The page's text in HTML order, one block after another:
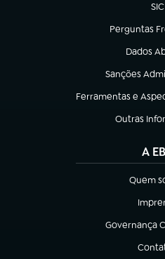
SIC
Perguntas
(abre em
Dados
(abre em
Sanções
(abre em
Ferramentas e
(abre em nova aba)
Outras
(abre em
A
Quem
(abre
(abre
Governança
(abre em
(abre